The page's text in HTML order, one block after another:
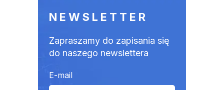
NEWSLETTER
Zapraszamy do zapisania się
do naszego newslettera
E-mail